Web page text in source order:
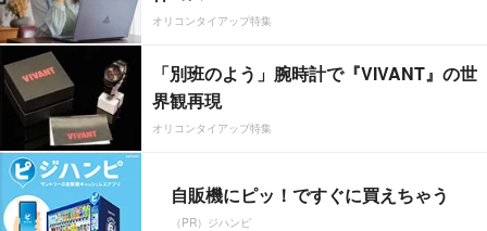
オリコンタイアップ特集
「別班のよう」腕時計で『VIVANT』の世
界観再現
オリコンタイアップ特集
自販機にピッ！ですぐに買えちゃう
（PR）ジハンピ